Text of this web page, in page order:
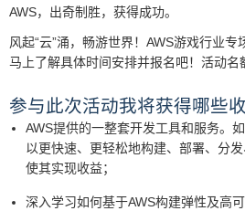
AWS，出奇制胜，获得成功。
风起“云”涌，畅游世界！AWS游戏行业专
马上了解具体时间安排并报名吧！活动名
参与此次活动我将获得哪些收
AWS提供的一整套开发工具和服务。
以更快速、更轻松地构建、部署、分
使其实现收益；
深入学习如何基于AWS构建弹性及高